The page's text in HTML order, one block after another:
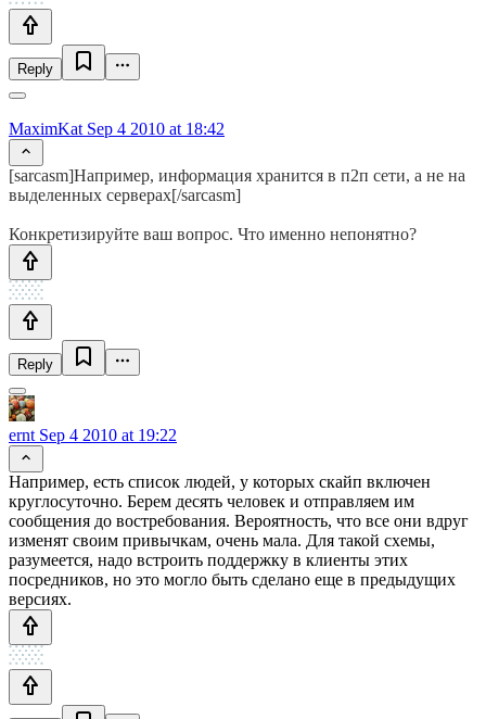
Reply
MaximKat Sep 4 2010 at 18:42
[sarcasm]Например, информация хранится в п2п сети, а не на
выделенных серверах[/sarcasm]
Конкретизируйте ваш вопрос. Что именно непонятно?
Reply
ernt Sep 4 2010 at 19:22
Например, есть список людей, у которых скайп включен
круглосуточно. Берем десять человек и отправляем им
сообщения до востребования. Вероятность, что все они вдруг
изменят своим привычкам, очень мала. Для такой схемы,
разумеется, надо встроить поддержку в клиенты этих
посредников, но это могло быть сделано еще в предыдущих
версиях.